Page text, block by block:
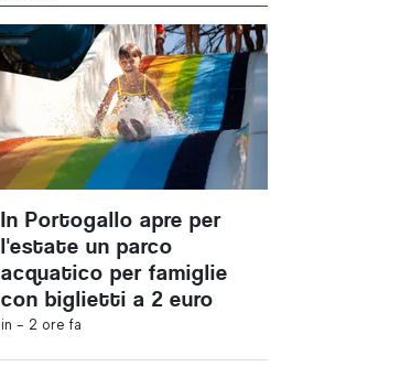
In Portogallo apre per
l'estate un parco
acquatico per famiglie
con biglietti a 2 euro
in - 2 ore fa